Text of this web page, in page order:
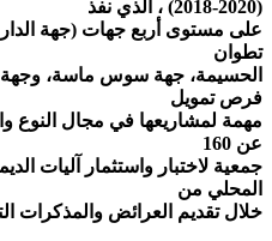
(2018-2020) ، الذي نفذ
على مستوى أربع جهات (جهة
تطوان
فرص تمويل
مهمة لمشاريعها في مجال النوع
عن 160
جمعية لاختبار واستثمار آليات
المحلي من
خلال تقديم العرائض والمذكرات